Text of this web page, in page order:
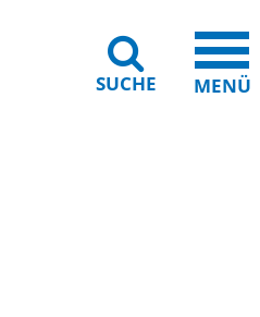
SUCHE MENÜ